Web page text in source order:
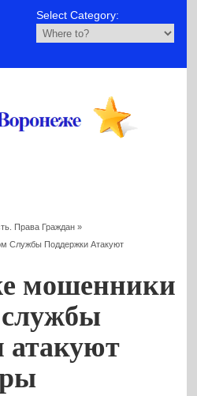
Select Category:
Права Граждан»
Службы Поддержки Атакуют
мошенники
атакуют